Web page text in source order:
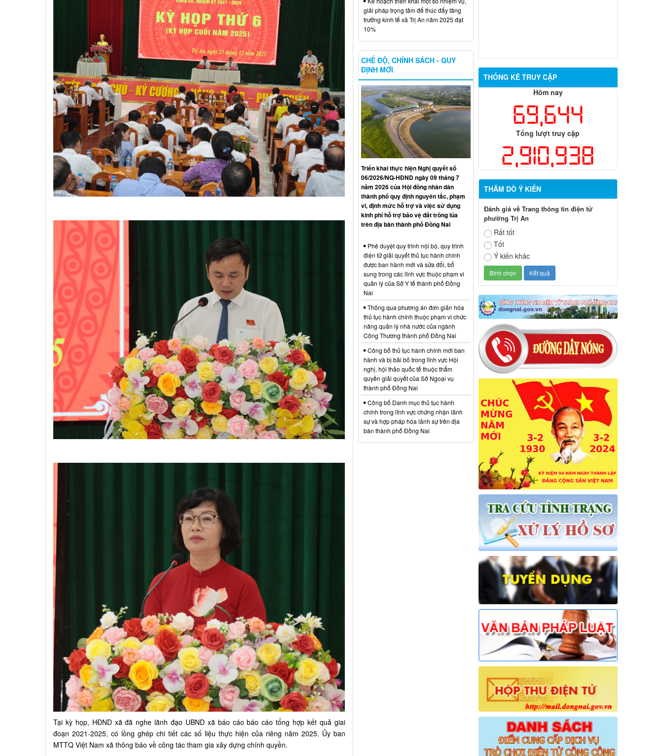
Tại kỳ họp, HĐND xã đã nghe lãnh đạo UBND xã báo cáo báo cáo tổng hợp kết quả giai
đoạn 2021-2025, có lồng ghép chi tiết các số liệu thực hiện của riêng năm 2025. Ủy ban
MTTQ Việt Nam xã thông báo về công tác tham gia xây dựng chính quyền.
THỐNG KÊ TRUY CẬP
Hôm nay
69,644
Tổng lượt truy cập
2,910,938
THĂM DÒ Ý KIẾN
Đánh giá về Trang thông tin điện tử
phường Trị An
Rất tốt
Tốt
Ý kiến khác
giải pháp trọng tâm để thúc đẩy tăng
trưởng kinh tế xã Trị An năm 2025 đạt
10%
CHẾ ĐỘ, CHÍNH SÁCH - QUY
ĐỊNH MỚI
Triển khai thực hiện Nghị quyết số
06/2026/NQ-HĐND ngày 09 tháng 7
năm 2026 của Hội đồng nhân dân
thành phố quy định nguyên tắc, phạm
vi, định mức hỗ trợ và việc sử dụng
kinh phí hỗ trợ bảo vệ đất trồng lúa
trên địa bàn thành phố Đồng Nai
Phê duyệt quy trình nội bộ, quy trình
điện tử giải quyết thủ tục hành chính
được ban hành mới và sửa đổi, bổ
sung trong các lĩnh vực thuộc phạm vi
quản lý của Sở Y tế thành phố Đồng
Nai
Thông qua phương án đơn giản hóa
thủ tục hành chính thuộc phạm vi chức
năng quản lý nhà nước của ngành
Công Thương thành phố Đồng Nai
Công bố thủ tục hành chính mới ban
hành và bị bãi bỏ trong lĩnh vực Hội
nghị, hội thảo quốc tế thuộc thẩm
quyền giải quyết của Sở Ngoại vụ
thành phố Đồng Nai
Công bố Danh mục thủ tục hành
chính trong lĩnh vực chứng nhận lãnh
sự và hợp pháp hóa lãnh sự trên địa
bàn thành phố Đồng Nai